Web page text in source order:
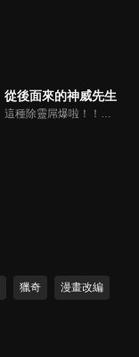
從後面來的神威先生
獵奇 漫畫改編